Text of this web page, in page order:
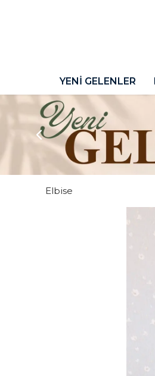
YENİ GELENLER
Elbise